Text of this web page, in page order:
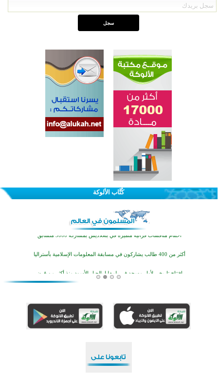
كُتَّاب الألوكة
اختتام الدورة التاسعة لمسابقة حفظ وتلاوة القرآن الكريم في أزناكاييف
تيسليتش تختتم برنامجا تعليميا لتعزيز القيم وبناء الشخصية للشباب المسلمين
اختتام منافسات قرآنية متميزة في بنغلاديش بمشاركة 3000 متسابق
افتتاح تاريخي لأول مسجد في بلييفليا بالجبل الأسود منذ أكثر من قرن
منطقة ريبوفسي تحتفل بميلاد مسجد جديد في أجواء إيمانية مميزة
أكبر مشروع إسلامي في ريف أستراليا يفتتح أبوابه بعد سنوات من العمل والعطاء
اختتام الدورة التاسعة لمسابقة حفظ وتلاوة القرآن الكريم في أزناكاييف